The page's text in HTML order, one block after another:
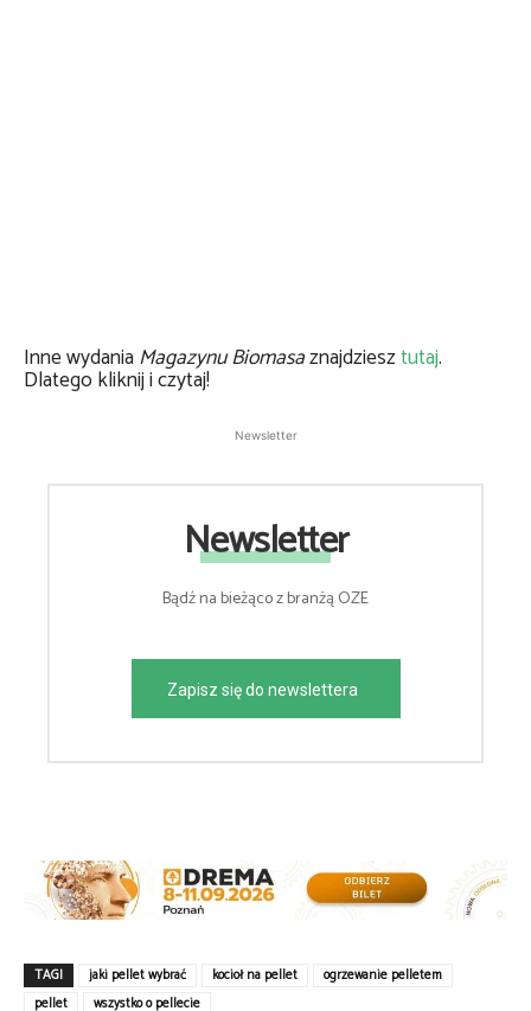
Inne wydaniaMagazynu Biomasaznajdziesztutaj.
Dlatego kliknij i czytaj!
Newsletter
Newsletter
Bądź na bieżąco z branżą OZE
Zapisz się do newslettera
TAGI jaki pellet wybrać kocioł na pellet
ogrzewanie pelletem
pellet
wszystko o pellecie